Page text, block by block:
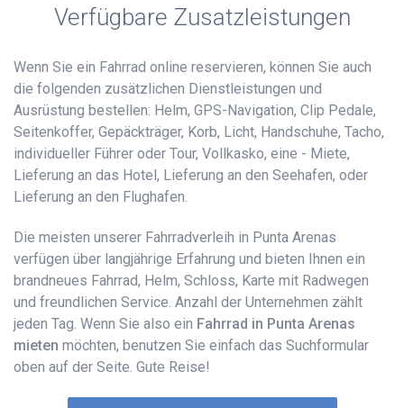
Verfügbare Zusatzleistungen
Wenn Sie ein Fahrrad online reservieren, können Sie auch
die folgenden zusätzlichen Dienstleistungen und
Ausrüstung bestellen: Helm, GPS-Navigation, Clip Pedale,
Seitenkoffer, Gepäckträger, Korb, Licht, Handschuhe, Tacho,
individueller Führer oder Tour, Vollkasko, eine - Miete,
Lieferung an das Hotel, Lieferung an den Seehafen, oder
Lieferung an den Flughafen.
Die meisten unserer Fahrradverleih in Punta Arenas
verfügen über langjährige Erfahrung und bieten Ihnen ein
brandneues Fahrrad, Helm, Schloss, Karte mit Radwegen
und freundlichen Service. Anzahl der Unternehmen zählt
jeden Tag. Wenn Sie also ein Fahrrad in Punta Arenas
mieten möchten, benutzen Sie einfach das Suchformular
oben auf der Seite. Gute Reise!